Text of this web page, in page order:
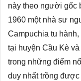
này theo người gốc
1960 một nhà sư
Campuchia tu
tại huyện Cầu Kè
trong những điểm
duy nhất trồng